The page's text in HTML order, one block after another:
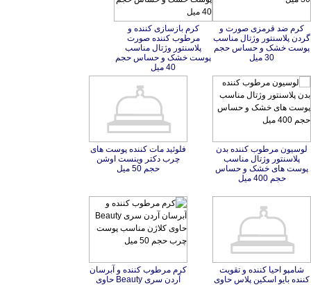
کرم ضد قرمزی صورت و
گردن پلاسنتور وژتال مناسب
پوست خشک و حساس حجم
30 میل
کرم بازسازی کننده و
مرطوب کننده صورت
پلاسنتور وژتال مناسب
پوست خشک و حساس حجم
40 میل
لوسیون مرطوب کننده بدن
پلاسنتور وژتال مناسب
پوست های خشک و حساس
حجم 400 میل
فلوئید مات کننده پوست های
چرب دکتر وینست اوشن
حجم 50 میل
شامپو احیا کننده و تقویت
کننده بایو اسکین پلاس حاوی
عصاره بابونه حجم 200 میل و
صابون آنتی باکتریال ارگانیک
گوگرد بایو اسکین پلاس
مناسب پوست چرب وزن کرم مرطوب کننده و آبرسان
آردن سری Beauty حاوی
کلاژن مناسب پوست چرب